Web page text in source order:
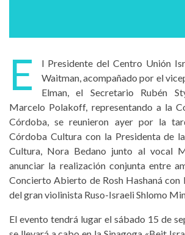
E
l Presidente del Centro Unión
Waitman, acompañado por el
Elman, el Secretario Rubén
Marcelo Polakoff, representando a la
Córdoba, se reunieron ayer por la
Córdoba Cultura con la Presidenta de
Cultura, Nora Bedano junto al vocal
anunciar la realización conjunta entre
Concierto Abierto de Rosh Hashaná con
del gran violinista Ruso-Israeli Shlomo
El evento tendrá lugar el sábado 15 de